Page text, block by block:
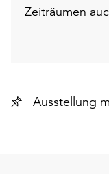
Zeiträumen